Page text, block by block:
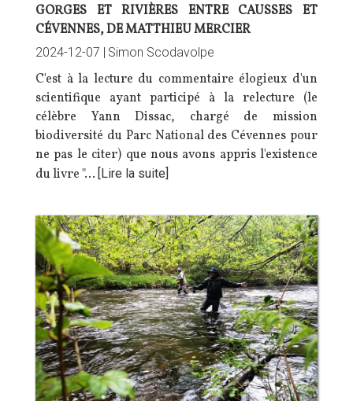
GORGES ET RIVIÈRES ENTRE CAUSSES ET
CÉVENNES, DE MATTHIEU MERCIER
2024-12-07 | Simon Scodavolpe
C'est à la lecture du commentaire élogieux d'un
scientifique ayant participé à la relecture (le
célèbre Yann Dissac, chargé de mission
biodiversité du Parc National des Cévennes pour
ne pas le citer) que nous avons appris l'existence
du livre "… [Lire la suite]